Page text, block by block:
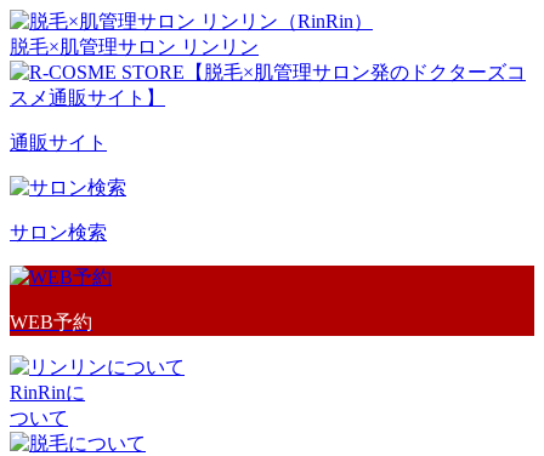
脱毛×肌管理サロン リンリン
通販サイト
サロン検索
WEB予約
RinRinに
ついて